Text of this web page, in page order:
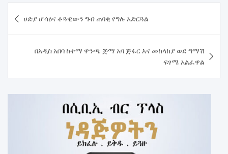
navigation
ሀድያ ሆሳዕና ቶጓዊውን ግብ ጠባቂ የግሉ አድርጓል
በአዲስ አበባ ከተማ ዋንጫ ጅማ አባ ጅፋር እና መከላከያ ወደ ግማሽ
ፍፃሜ አልፈዋል